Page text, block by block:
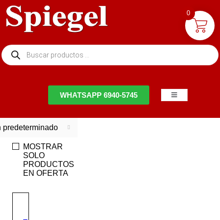
WHATSAPP 6940-5745
predeterminado
MOSTRAR
SOLO
PRODUCTOS
EN OFERTA
0